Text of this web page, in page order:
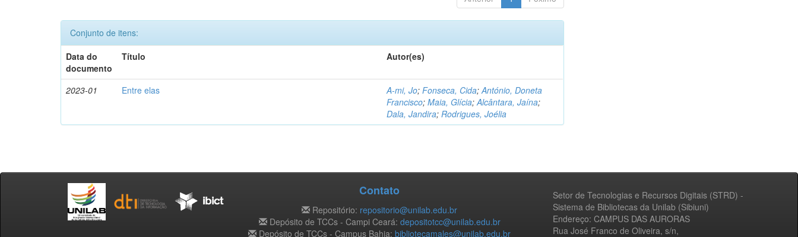
Conjunto de itens:
Data do
documento
Título Autor(es)
2023-01 Entre elas A-mi, Jo;Fonseca, Cida;António, Doneta
Francisco;Maia, Glícia;Alcântara, Jaína;
Dala, Jandira;Rodrigues, Joélia
Setor de Tecnologias e Recursos Digitais (STRD) -
Sistema de Bibliotecas da Unilab (Sibiuni)
Endereço: CAMPUS DAS AURORAS
Rua José Franco de Oliveira, s/n,
Contato
Repositório: repositorio@unilab.edu.br
Depósito de TCCs - Campi Ceará: depositotcc@unilab.edu.br
Depósito de TCCs - Campus Bahia: bibliotecamales@unilab.edu.br